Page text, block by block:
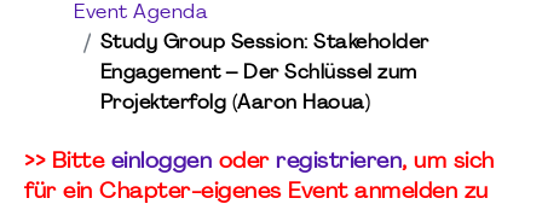
Event Agenda
Study Group Session: Stakeholder
Engagement – Der Schlüssel zum
Projekterfolg (Aaron Haoua)
>> Bitte einloggen oder registrieren, um sich
für ein Chapter-eigenes Event anmelden zu